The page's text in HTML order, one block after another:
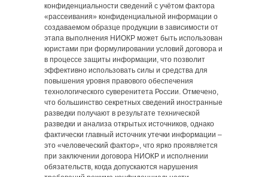
конфиденциальности сведений с учётом фактора
«рассеивания» конфиденциальной информации о
создаваемом образце продукции в зависимости от
этапа выполнения НИОКР может быть использован
юристами при формулировании условий договора и
в процессе защиты информации, что позволит
эффективно использовать силы и средства для
повышения уровня правового обеспечения
технологического суверенитета России. Отмечено,
что большинство секретных сведений иностранные
разведки получают в результате технической
разведки и анализа открытых источников, однако
фактически главный источник утечки информации ‒
это «человеческий фактор», что ярко проявляется
при заключении договора НИОКР и исполнении
обязательств, когда допускаются нарушения